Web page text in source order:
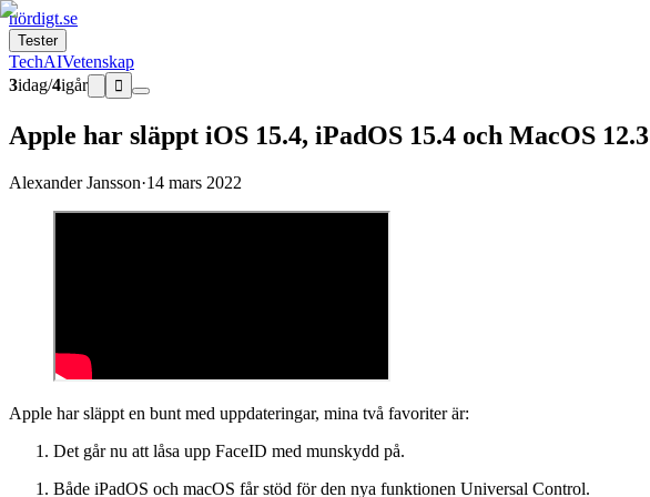
nördigt.se
Tester
TechAIVetenskap
3idag/4igår 
Apple har släppt iOS 15.4, iPadOS 15.4 och MacOS 12.3
Alexander Jansson·14 mars 2022
Apple har släppt en bunt med uppdateringar, mina två favoriter är:
Det går nu att låsa upp FaceID med munskydd på.
Både iPadOS och macOS får stöd för den nya funktionen Universal Control.